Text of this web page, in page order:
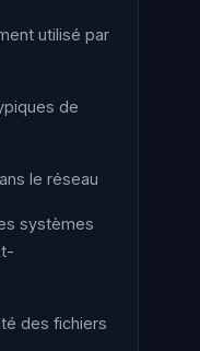
utilisé par
de
le réseau
systèmes
des fichiers